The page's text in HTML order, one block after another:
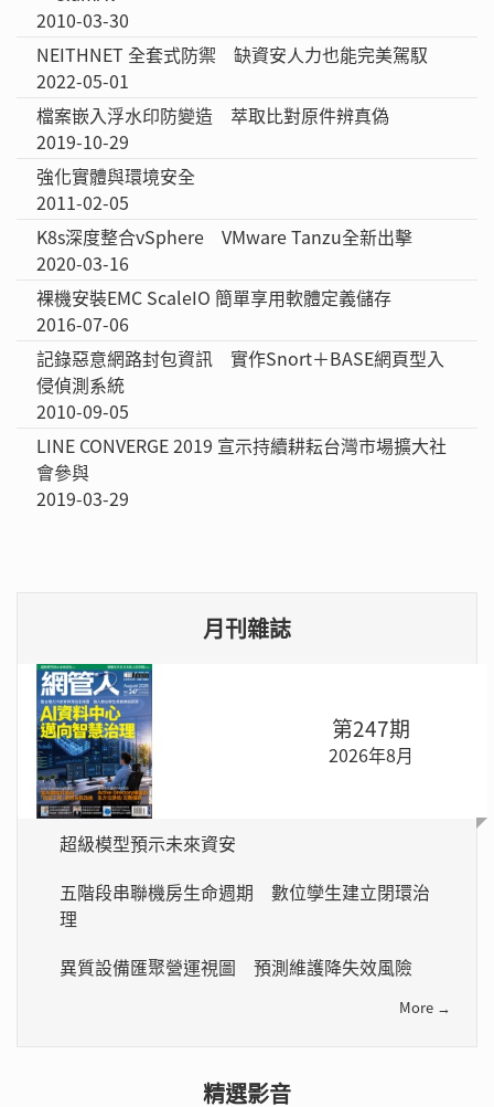
2010-03-30
NEITHNET 全套式防禦 缺資安人力也能完美駕馭
2022-05-01
檔案嵌入浮水印防變造 萃取比對原件辨真偽
2019-10-29
強化實體與環境安全
2011-02-05
K8s深度整合vSphere VMware Tanzu全新出擊
2020-03-16
裸機安裝EMC ScaleIO 簡單享用軟體定義儲存
2016-07-06
記錄惡意網路封包資訊 實作Snort＋BASE網頁型入
侵偵測系統
2010-09-05
LINE CONVERGE 2019 宣示持續耕耘台灣市場擴大社
會參與
2019-03-29
月刊雜誌
第247期
2026年8月
超級模型預示未來資安
五階段串聯機房生命週期 數位孿生建立閉環治
理
異質設備匯聚營運視圖 預測維護降失效風險
More →
精選影音